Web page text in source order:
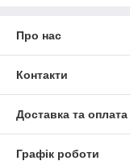
Про нас
Контакти
Доставка та оплата
Графік роботи